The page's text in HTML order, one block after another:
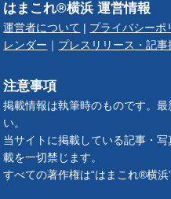
はまこれ®横浜 運営情報
運営者について プライバシーポ
レンダー
プレスリリース・記事
注意事項
掲載情報は執筆時のものです。
い。
当サイトに掲載している記事・
載を一切禁じます。
すべての著作権は“はまこれ®横浜